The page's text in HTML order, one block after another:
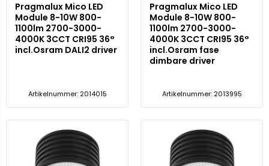
Pragmalux Mico LED
Module 8-10W 800-
1100lm 2700-3000-
4000K 3CCT CRI95 36°
incl.Osram DALI2 driver
Artikelnummer: 2014015
Pragmalux Mico LED
Module 8-10W 800-
1100lm 2700-3000-
4000K 3CCT CRI95 36°
incl.Osram fase
dimbare driver
Artikelnummer: 2013995